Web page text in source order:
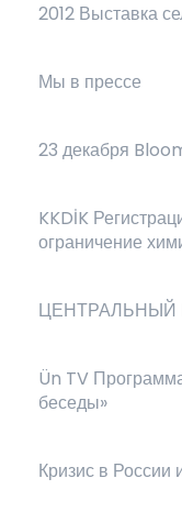
2012 Выставка
Мы в прессе
23 декабря
KKDİK
ограничение
ЦЕНТРАЛЬНЫЙ
Ün TV
беседы»
Кризис в России